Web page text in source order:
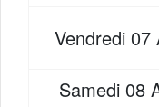
Vendredi 07
Samedi 08